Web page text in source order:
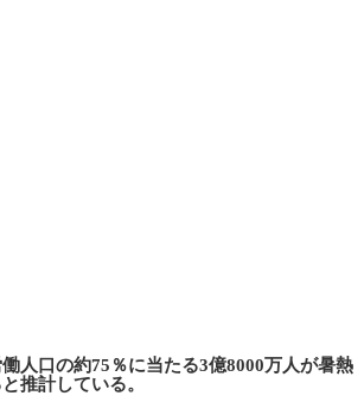
人口の約75％に当たる3億8000万人が暑熱
推計している。